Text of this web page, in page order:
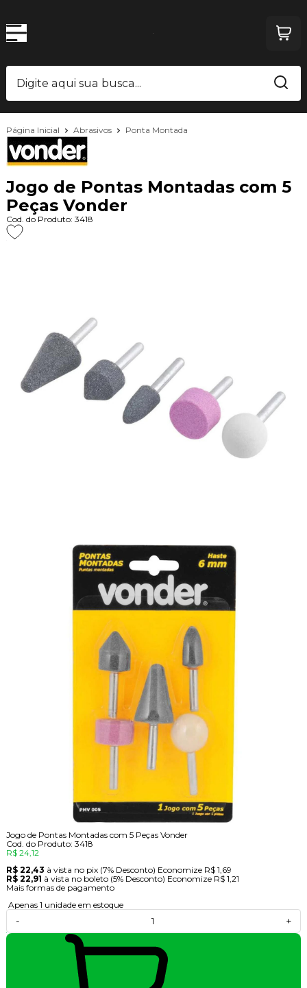
Página Inicial Abrasivos Ponta Montada
Jogo de Pontas Montadas com 5
Peças Vonder
Cod. do Produto: 3418
Jogo de Pontas Montadas com 5 Peças Vonder
Cod. do Produto: 3418
R$ 24,12
R$ 22,43 à vista no pix (7% Desconto) Economize R$ 1,69
R$ 22,91 à vista no boleto (5% Desconto) Economize R$ 1,21
Mais formas de pagamento
Apenas 1 unidade em estoque
- +